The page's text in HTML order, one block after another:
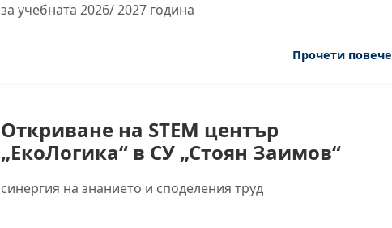
за учебната 2026/ 2027 година
Прочети повече
Откриване на STEM център
„ЕкоЛогика“ в СУ „Стоян Заимов“
синергия на знанието и споделения труд